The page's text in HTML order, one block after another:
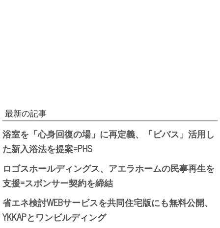
最新の記事
浴室を「心身回復の場」に再定義、「ビバス」活用し
た新入浴法を提案=PHS
ロゴスホールディングス、アエラホームの民事再生を
支援=スポンサー契約を締結
省エネ検討WEBサービスを共同住宅版にも無料公開、
YKKAPとワンビルディング